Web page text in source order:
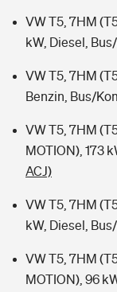
VW T5, 7HM
kW, Diesel,
VW T5, 7HM
Benzin, Bus/
VW T5, 7HM
MOTION), 173
ACJ)
VW T5, 7HM
kW, Diesel,
VW T5, 7HM
MOTION), 96